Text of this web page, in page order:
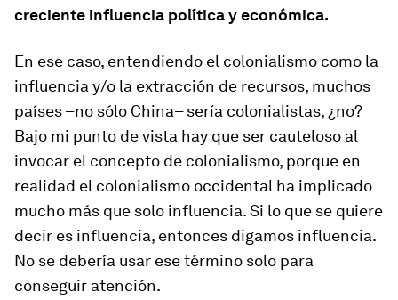
creciente influencia política y económica.
En ese caso, entendiendo el colonialismo como la
influencia y/o la extracción de recursos, muchos
países –no sólo China– sería colonialistas, ¿no?
Bajo mi punto de vista hay que ser cauteloso al
invocar el concepto de colonialismo, porque en
realidad el colonialismo occidental ha implicado
mucho más que solo influencia. Si lo que se quiere
decir es influencia, entonces digamos influencia.
No se debería usar ese término solo para
conseguir atención.